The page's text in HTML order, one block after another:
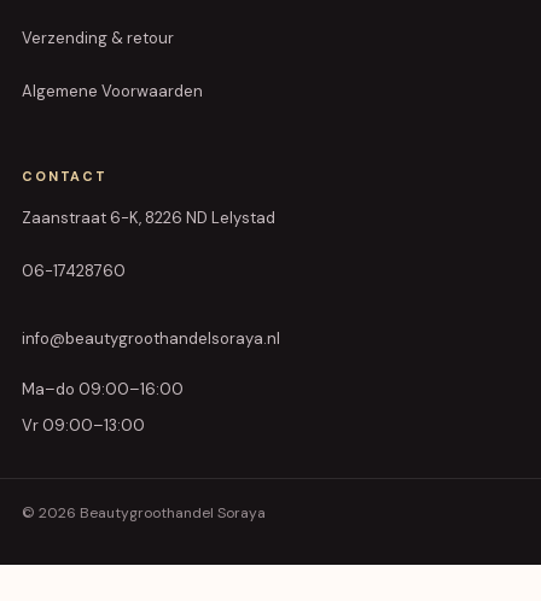
Verzending & retour
Algemene Voorwaarden
CONTACT
Zaanstraat 6-K, 8226 ND Lelystad
06-17428760
info@beautygroothandelsoraya.nl
Ma–do 09:00–16:00
Vr 09:00–13:00
© 2026 Beautygroothandel Soraya